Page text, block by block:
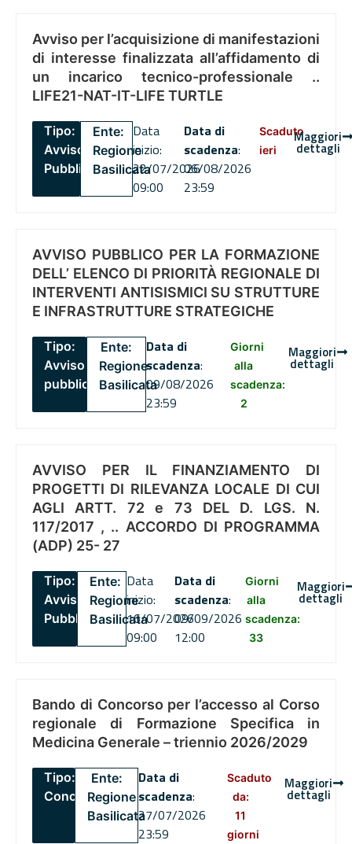
Avviso per l’acquisizione di manifestazioni
di interesse finalizzata all’affidamento di
un incarico tecnico-professionale ..
LIFE21-NAT-IT-LIFE TURTLE
Tipo:
Avviso
Pubblico
Ente:
Regione
Basilicata
Data
inizio:
22/07/2026
09:00
Data di
scadenza:
06/08/2026
23:59
Scaduto
ieri
Maggiori
dettagli
AVVISO PUBBLICO PER LA FORMAZIONE
DELL’ ELENCO DI PRIORITÀ REGIONALE DI
INTERVENTI ANTISISMICI SU STRUTTURE
E INFRASTRUTTURE STRATEGICHE
Tipo:
Avviso
pubblico
Ente:
Regione
Basilicata
Data di
scadenza:
09/08/2026
23:59
Giorni
alla
scadenza:
2
Maggiori
dettagli
AVVISO PER IL FINANZIAMENTO DI
PROGETTI DI RILEVANZA LOCALE DI CUI
AGLI ARTT. 72 e 73 DEL D. LGS. N.
117/2017 , .. ACCORDO DI PROGRAMMA
(ADP) 25- 27
Tipo:
Avviso
Pubblico
Ente:
Regione
Basilicata
Data
inizio:
16/07/2026
09:00
Data di
scadenza:
09/09/2026
12:00
Giorni
alla
scadenza:
33
Maggiori
dettagli
Bando di Concorso per l’accesso al Corso
regionale di Formazione Specifica in
Medicina Generale – triennio 2026/2029
Tipo:
Concorsi
Ente:
Regione
Basilicata
Data di
scadenza:
27/07/2026
23:59
Scaduto
da:
11
giorni
Maggiori
dettagli